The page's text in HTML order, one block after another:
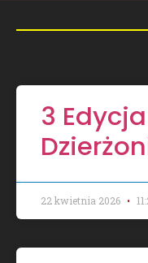
3
22 kwietnia 2026